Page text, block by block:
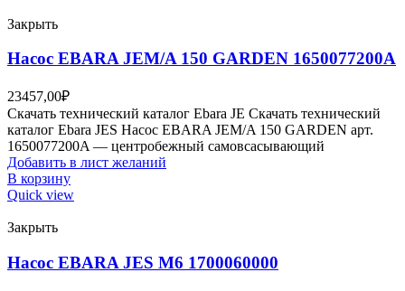
Закрыть
Насос EBARA JEM/A 150 GARDEN 1650077200A
23457,00₽
Скачать технический каталог Ebara JE Скачать технический
каталог Ebara JES Насос EBARA JEM/A 150 GARDEN арт.
1650077200A — центробежный самовсасывающий
Добавить в лист желаний
В корзину
Quick view
Закрыть
Насос EBARA JES M6 1700060000